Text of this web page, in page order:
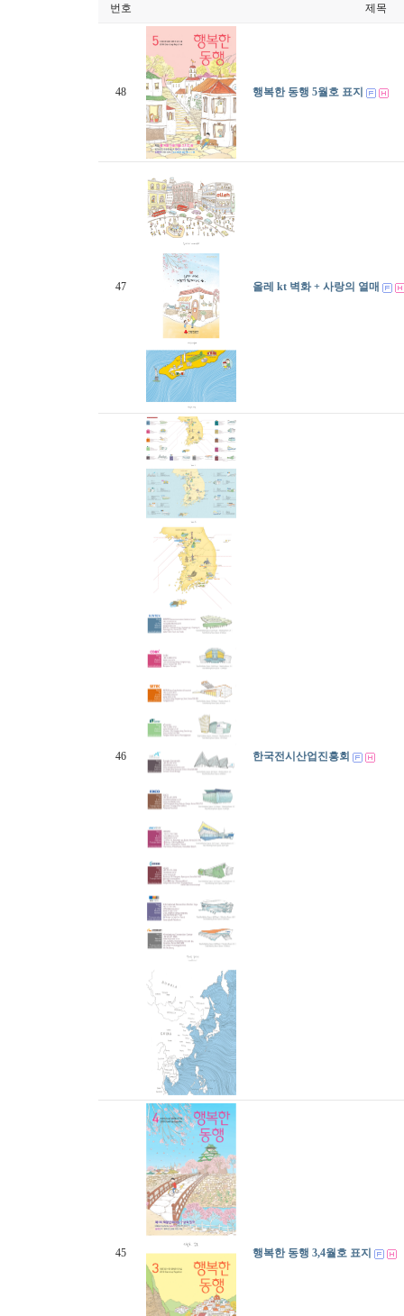
번호 제목
48 행복한 동행 5월호 표지
47 올레 kt 벽화 + 사랑의 열매
46 한국전시산업진흥회
45 행복한 동행 3,4월호 표지